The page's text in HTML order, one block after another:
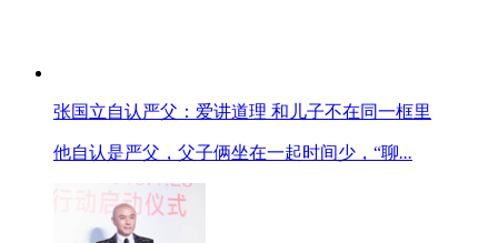
张国立自认严父：爱讲道理 和儿子不在同一框里
他自认是严父，父子俩坐在一起时间少，“聊...